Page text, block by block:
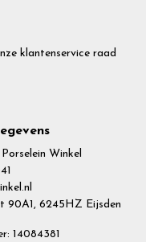
klantenservice raad
Winkel
90A1, 6245HZ Eijsden
14084381